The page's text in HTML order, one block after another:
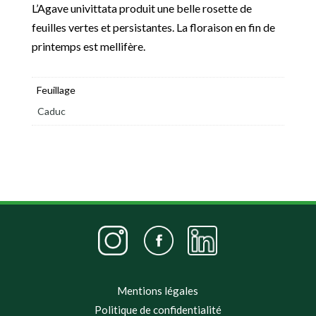
L’Agave univittata produit une belle rosette de
feuilles vertes et persistantes. La floraison en fin de
printemps est mellifère.
Feuillage
Caduc
Mentions légales
Politique de confidentialité